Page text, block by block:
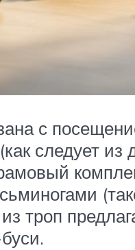
с
следует
троп